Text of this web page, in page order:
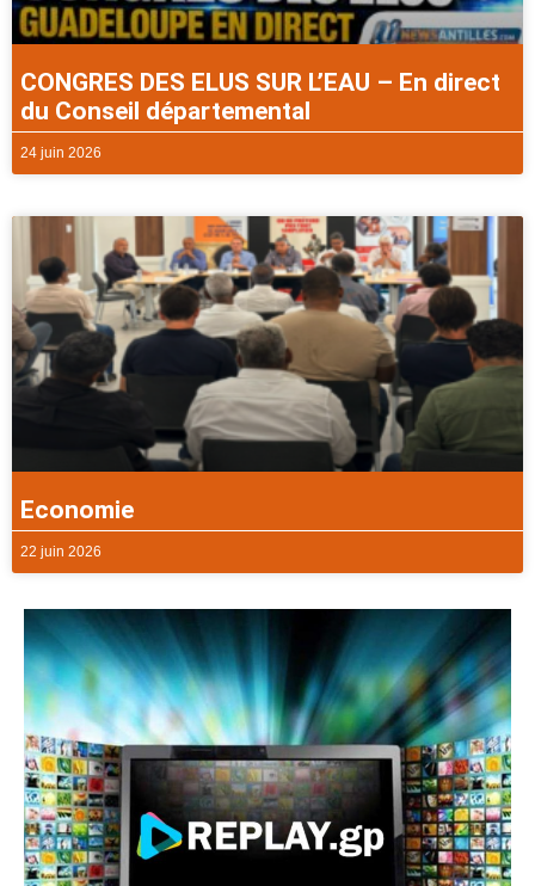
CONGRES DES ELUS SUR L’EAU – En direct
du Conseil départemental
24 juin 2026
Economie
22 juin 2026